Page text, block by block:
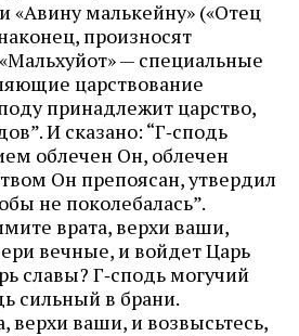
«Авину малькейну» («Отец
произносят
— специальные
царствование
принадлежит царство,
И сказано: “Г‑сподь
облечен Он, облечен
Он препоясан, утвердил
не поколебалась”.
врата, верхи ваши,
вечные, и войдет Царь
славы? Г‑сподь могучий
сильный в брани.
верхи ваши, и возвысьтесь,